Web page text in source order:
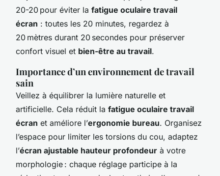
20-20 pour éviter la fatigue oculaire travail
écran : toutes les 20 minutes, regardez à
20 mètres durant 20 secondes pour préserver
confort visuel et bien-être au travail.
Importance d’un environnement de travail
sain
Veillez à équilibrer la lumière naturelle et
artificielle. Cela réduit la fatigue oculaire travail
écran et améliore l’ergonomie bureau. Organisez
l’espace pour limiter les torsions du cou, adaptez
l’écran ajustable hauteur profondeur à votre
morphologie : chaque réglage participe à la